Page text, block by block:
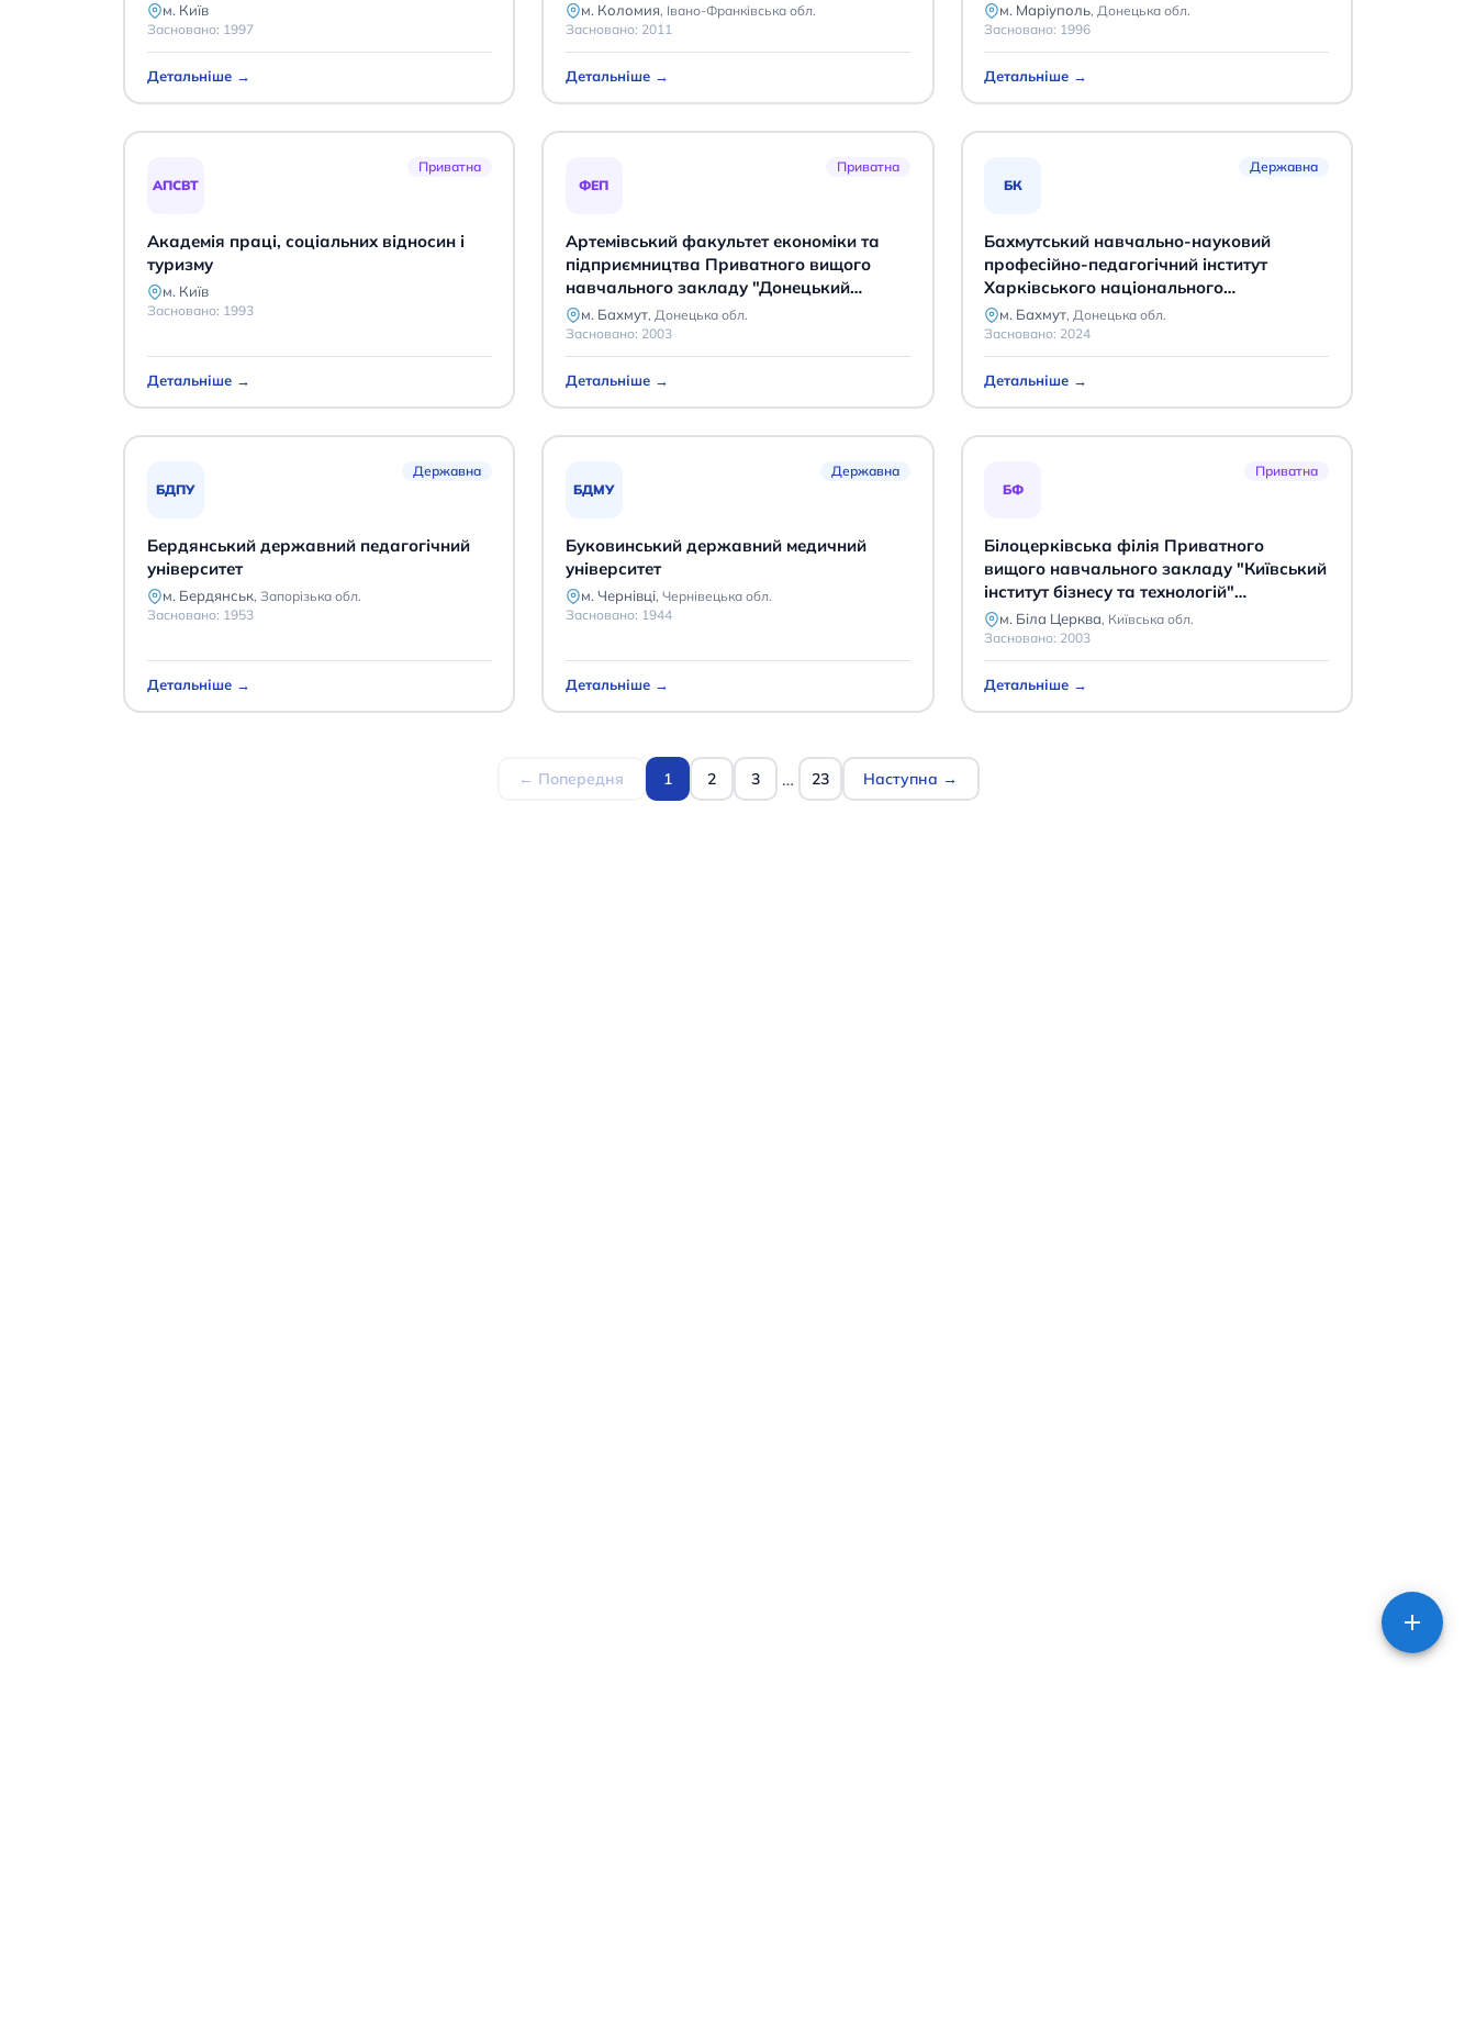
м. Київ
Засновано: 1997
Детальніше →
м. Коломия, Івано-Франківська обл.
Засновано: 2011
Детальніше →
м. Маріуполь, Донецька обл.
Засновано: 1996
Детальніше →
АПСВТ
Приватна
Академія праці, соціальних відносин і
туризму
м. Київ
Засновано: 1993
Детальніше →
ФЕП
Приватна
Артемівський факультет економіки та
підприємництва Приватного вищого
навчального закладу "Донецький
університет економіки та права"
м. Бахмут, Донецька обл.
Засновано: 2003
Детальніше →
БК
Державна
Бахмутський навчально-науковий
професійно-педагогічний інститут
Харківського національного
університету імені В. Н. Каразіна
м. Бахмут, Донецька обл.
Засновано: 2024
Детальніше →
БДПУ
Державна
Бердянський державний педагогічний
університет
м. Бердянськ, Запорізька обл.
Засновано: 1953
Детальніше →
БДМУ
Державна
Буковинський державний медичний
університет
м. Чернівці, Чернівецька обл.
Засновано: 1944
Детальніше →
БФ
Приватна
Білоцерківська філія Приватного
вищого навчального закладу "Київський
інститут бізнесу та технологій"
товариство з обмеженою
відповідальністю
м. Біла Церква, Київська обл.
Засновано: 2003
Детальніше →
← Попередня 1 2 3 … 23 Наступна →